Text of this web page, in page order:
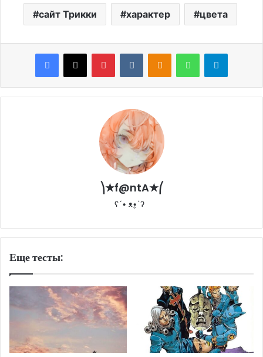
сайт Трикки характер цвета
⎞★f@ntA★⎛
ʕ´• ᴥ•̥`ʔ
Еще тесты: